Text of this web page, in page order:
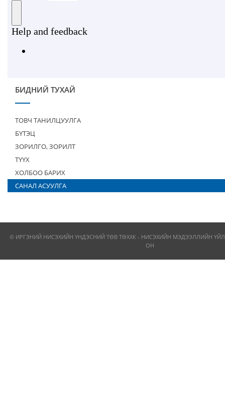
БИДНИЙ ТУХАЙ
ТОВЧ ТАНИЛЦУУЛГА
БҮТЭЦ
ЗОРИЛГО, ЗОРИЛТ
ТҮҮХ
ХОЛБОО БАРИХ
САНАЛ АСУУЛГА
© ИРГЭНИЙ НИСЭХИЙН ҮНДЭСНИЙ ТӨВ ТӨХХК - НИСЭХИЙН МЭДЭЭЛЛИЙН
ОН